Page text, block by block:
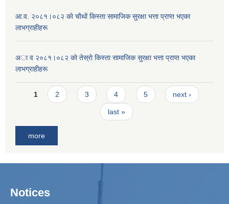
आ.व. २०८१।०८२ काे चाैथाें किस्ता सामाजिक सुरक्षा भत्ता प्राप्त भएका
लाभग्राहीहरू
अा व २०८१।०८२ काे तेस्राे किस्ता सामाजिक सुरक्षा भत्ता प्राप्त भएका
लाभग्राहीहरू
Pages
1 2 3 4 5 next ›
last »
more
Notices